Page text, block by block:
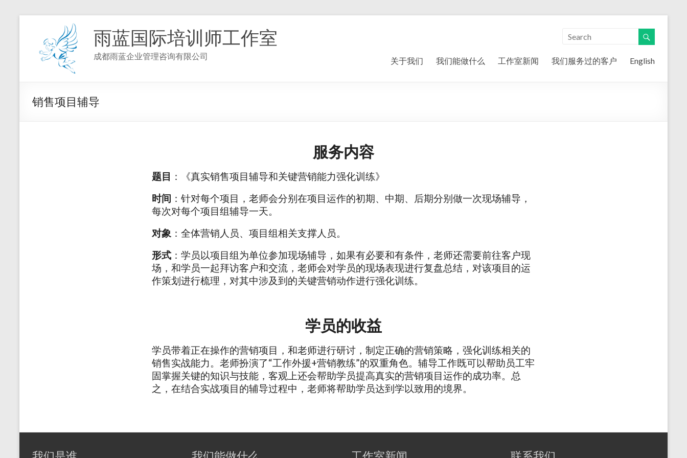
雨蓝国际培训师工作室
成都雨蓝企业管理咨询有限公司 关于我们 我们能做什么 工作室新闻 我们服务过的客户 English
销售项目辅导
服务内容
题目 ：《真实销售项目辅导和关键营销能力强化训练》
时间 ：针对每个项目，老师会分别在项目运作的初期、中期、后期分别做一次现场辅导，
每次对每个项目组辅导一天。
对象 ：全体营销人员、项目组相关支撑人员。
形式 ：学员以项目组为单位参加现场辅导，如果有必要和有条件，老师还需要前往客户现
场，和学员一起拜访客户和交流，老师会对学员的现场表现进行复盘总结，对该项目的运
作策划进行梳理，对其中涉及到的关键营销动作进行强化训练。
学员的收益
学员带着正在操作的营销项目，和老师进行研讨，制定正确的营销策略，强化训练相关的
销售实战能力。老师扮演了“工作外援+营销教练”的双重角色。辅导工作既可以帮助员工牢
固掌握关键的知识与技能，客观上还会帮助学员提高真实的营销项目运作的成功率。总
之，在结合实战项目的辅导过程中，老师将帮助学员达到学以致用的境界。